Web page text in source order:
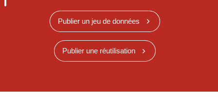
Publier un jeu de données
Publier une réutilisation